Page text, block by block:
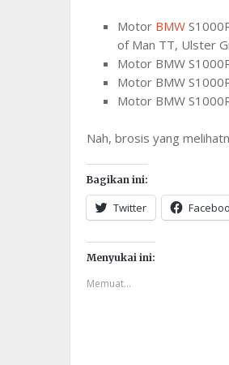
Motor BMW
of Man TT, Ulster
Motor BMW
Motor BMW
Motor BMW
Nah, brosis yang
Bagikan ini:
Twitter
Menyukai ini:
Memuat...